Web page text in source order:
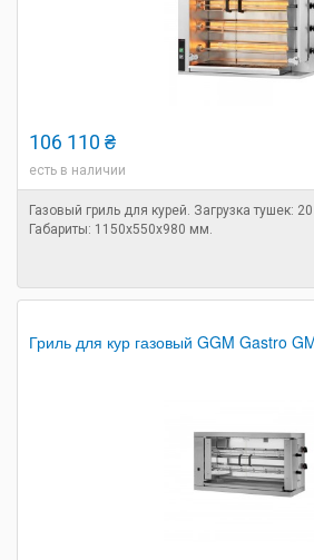
106 110 ₴
есть в наличии
Газовый гриль для курей. Загрузка тушек:
Габариты: 1150х550х980 мм.
Гриль для кур газовый GGM Gastro